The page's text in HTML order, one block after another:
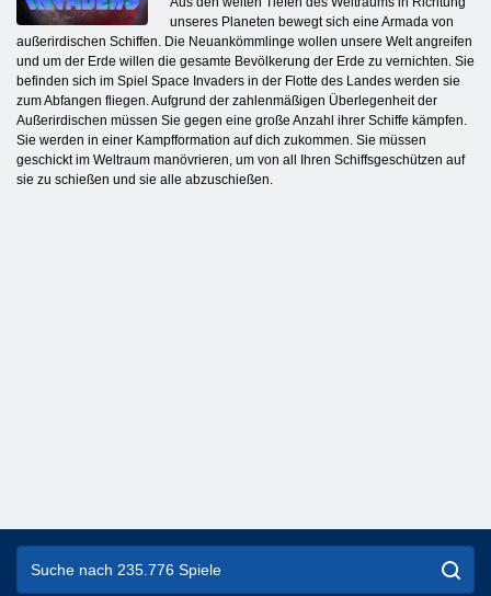
unseres Planeten bewegt sich eine Armada von
außerirdischen Schiffen. Die Neuankömmlinge wollen unsere Welt angreifen
und um der Erde willen die gesamte Bevölkerung der Erde zu vernichten. Sie
befinden sich im Spiel Space Invaders in der Flotte des Landes werden sie
zum Abfangen fliegen. Aufgrund der zahlenmäßigen Überlegenheit der
Außerirdischen müssen Sie gegen eine große Anzahl ihrer Schiffe kämpfen.
Sie werden in einer Kampfformation auf dich zukommen. Sie müssen
geschickt im Weltraum manövrieren, um von all Ihren Schiffsgeschützen auf
sie zu schießen und sie alle abzuschießen.